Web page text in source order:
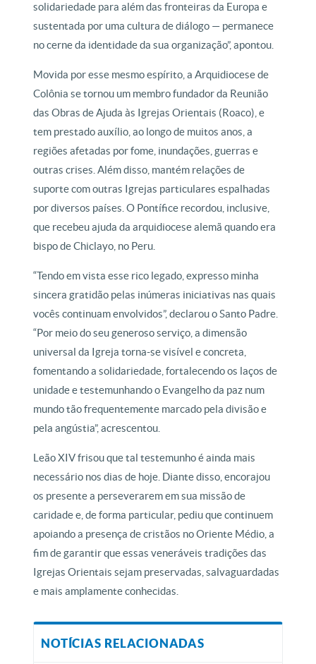
solidariedade para além das fronteiras da Europa e
sustentada por uma cultura de diálogo — permanece
no cerne da identidade da sua organização”, apontou.
Movida por esse mesmo espírito, a Arquidiocese de
Colônia se tornou um membro fundador da Reunião
das Obras de Ajuda às Igrejas Orientais (Roaco), e
tem prestado auxílio, ao longo de muitos anos, a
regiões afetadas por fome, inundações, guerras e
outras crises. Além disso, mantém relações de
suporte com outras Igrejas particulares espalhadas
por diversos países. O Pontífice recordou, inclusive,
que recebeu ajuda da arquidiocese alemã quando era
bispo de Chiclayo, no Peru.
“Tendo em vista esse rico legado, expresso minha
sincera gratidão pelas inúmeras iniciativas nas quais
vocês continuam envolvidos”, declarou o Santo Padre.
“Por meio do seu generoso serviço, a dimensão
universal da Igreja torna-se visível e concreta,
fomentando a solidariedade, fortalecendo os laços de
unidade e testemunhando o Evangelho da paz num
mundo tão frequentemente marcado pela divisão e
pela angústia”, acrescentou.
Leão XIV frisou que tal testemunho é ainda mais
necessário nos dias de hoje. Diante disso, encorajou
os presente a perseverarem em sua missão de
caridade e, de forma particular, pediu que continuem
apoiando a presença de cristãos no Oriente Médio, a
fim de garantir que essas veneráveis ​​tradições das
Igrejas Orientais sejam preservadas, salvaguardadas
e mais amplamente conhecidas.
NOTÍCIAS RELACIONADAS